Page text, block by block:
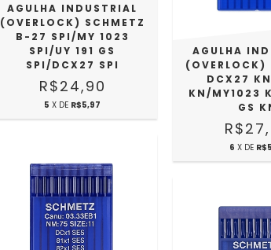
AGULHA INDUSTRIAL
(OVERLOCK) SCHMETZ
B-27 SPI/MY 1023
SPI/UY 191 GS
SPI/DCX27 SPI
R$24,90
5 X DE R$5,97
AGULHA
(OVERLOCK)
DCX27
KN/MY1023
GS
6 X DE